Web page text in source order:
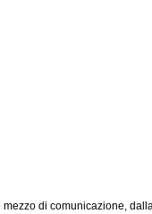
mezzo di comunicazione,